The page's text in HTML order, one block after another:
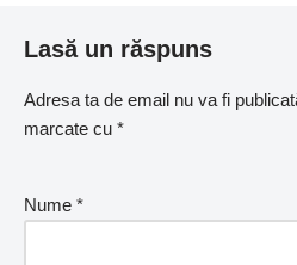
Lasă un răspuns
Adresa ta de email nu va fi
marcate cu *
Nume *